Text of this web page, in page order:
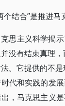
个结合”是推进
思主义科学揭
没有结束真理
。它提供的不
代和实践的发
，马克思主义